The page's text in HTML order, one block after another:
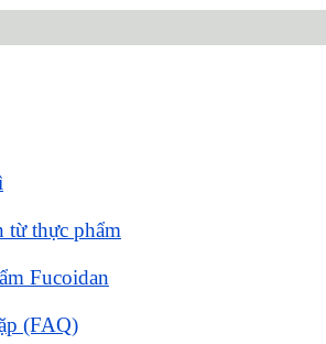
từ thực phẩm
Fucoidan
(FAQ)